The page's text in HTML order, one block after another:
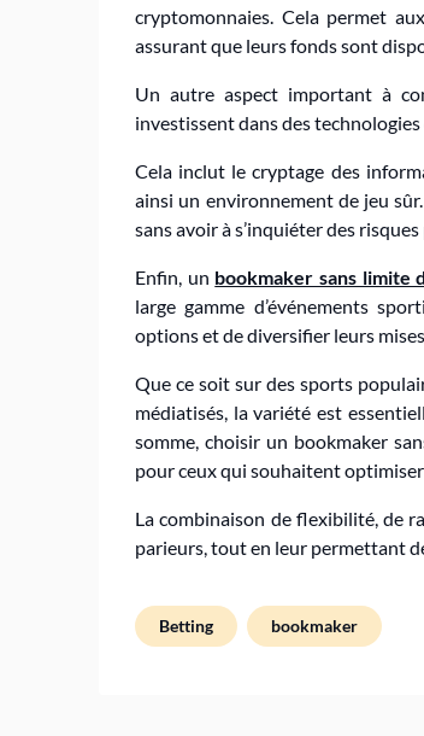
cryptomonnaies. Cela permet
assurant que leurs fonds sont
Un autre aspect important à
investissent dans des
Cela inclut le cryptage des
ainsi un environnement de jeu
sans avoir à s’inquiéter des
Enfin, un bookmaker sans limite
large gamme d’événements
options et de diversifier leurs
Que ce soit sur des sports
médiatisés, la variété est
somme, choisir un bookmaker
pour ceux qui souhaitent
La combinaison de flexibilité, de
parieurs, tout en leur permettant
Betting bookmaker